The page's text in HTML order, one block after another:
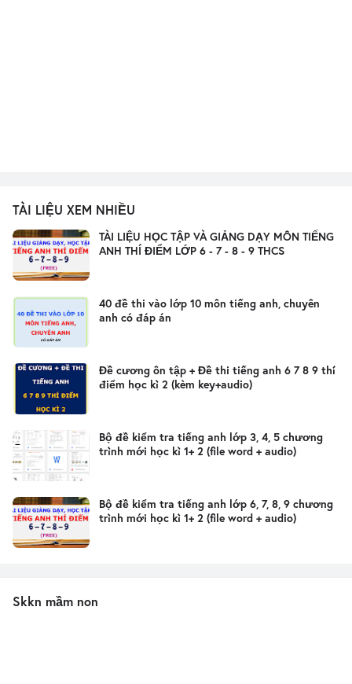
TÀI LIỆU XEM NHIỀU
TÀI LIỆU HỌC TẬP VÀ GIẢNG DẠY MÔN TIẾNG
ANH THÍ ĐIỂM LỚP 6 - 7 - 8 - 9 THCS
40 đề thi vào lớp 10 môn tiếng anh, chuyên
anh có đáp án
Đề cương ôn tập + Đề thi tiếng anh 6 7 8 9 thí
điểm học kì 2 (kèm key+audio)
Bộ đề kiểm tra tiếng anh lớp 3, 4, 5 chương
trình mới học kì 1+ 2 (file word + audio)
Bộ đề kiểm tra tiếng anh lớp 6, 7, 8, 9 chương
trình mới học kì 1+ 2 (file word + audio)
Skkn mầm non